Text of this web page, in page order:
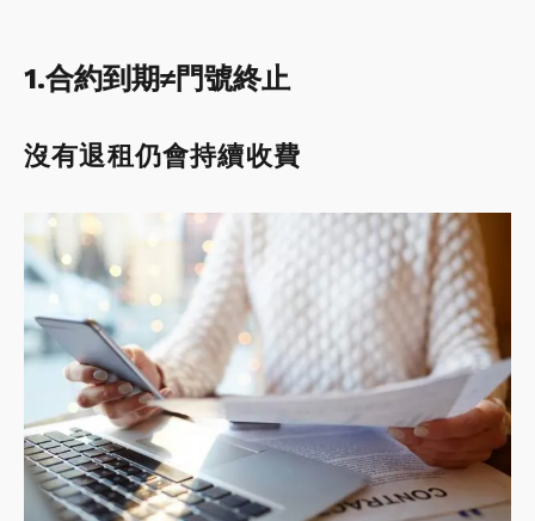
1.合約到期≠門號終止
沒有退租仍會持續收費